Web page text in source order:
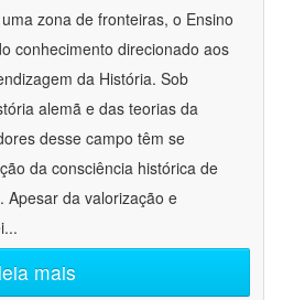
zona de fronteiras, o Ensino
conhecimento direcionado aos
da História. Sob
alemã e das teorias da
desse campo têm se
da consciência histórica de
Apesar da valorização e
...
leia mais